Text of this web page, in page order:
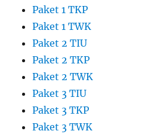
Paket 1 TKP
Paket 1 TWK
Paket 2 TIU
Paket 2 TKP
Paket 2 TWK
Paket 3 TIU
Paket 3 TKP
Paket 3 TWK